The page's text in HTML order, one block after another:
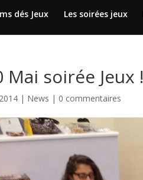
dés Jeux Les soirées jeux
Mai soirée Jeux !
| News | 0 commentaires